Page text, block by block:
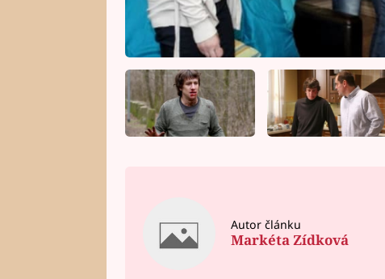
Autor článku
Markéta Zídková